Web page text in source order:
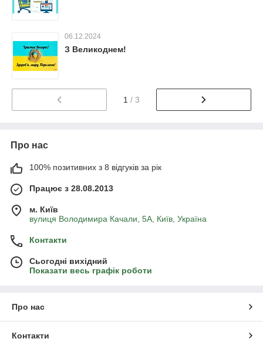
06.12.2024
З Великоднем!
1 / 3
Про нас
100% позитивних з 8 відгуків за рік
Працює з 28.08.2013
м. Київ
вулиця Володимира Качали, 5А, Київ, Україна
Контакти
Сьогодні вихідний
Показати весь графік роботи
Про нас
Контакти